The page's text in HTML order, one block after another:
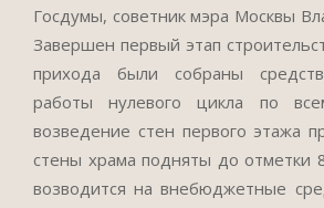
Госдумы, советник мэра Москвы
Завершен первый этап
прихода были собраны
работы нулевого цикла по
возведение стен первого этажа
стены храма подняты до отметки
возводится на внебюджетные